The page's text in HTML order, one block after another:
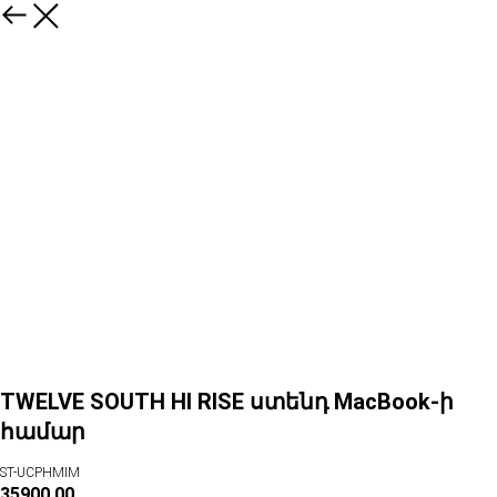
TWELVE SOUTH HI RISE ստենդ MacBook-ի
համար
ST-UCPHMIM